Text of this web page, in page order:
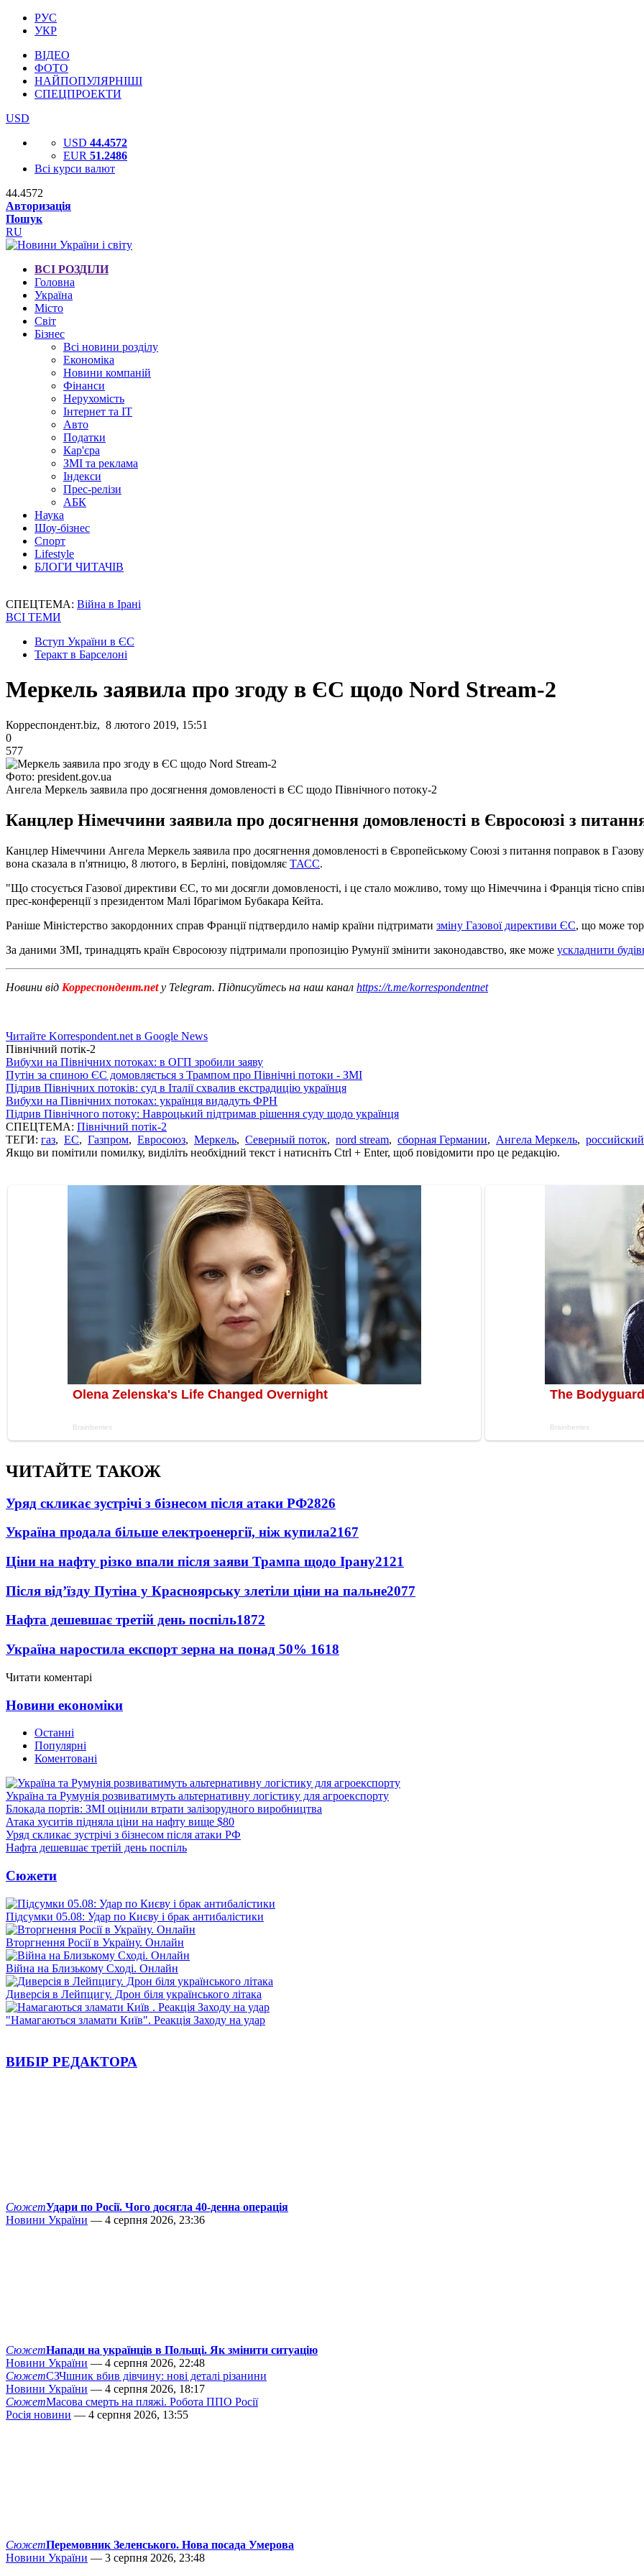
РУС
УКР
ВІДЕО
ФОТО
НАЙПОПУЛЯРНІШІ
СПЕЦПРОЕКТИ
USD
USD 44.4572
EUR 51.2486
Всі курси валют
44.4572
Авторизація
Пошук
RU
ВСІ РОЗДІЛИ
Головна
Україна
Місто
Світ
Бізнес
Всі новини розділу
Економіка
Новини компаній
Фінанси
Нерухомість
Інтернет та IT
Авто
Податки
Кар'єра
ЗМІ та реклама
Індекси
Прес-релізи
АБК
Наука
Шоу-бізнес
Спорт
Lifestyle
БЛОГИ ЧИТАЧІВ
СПЕЦТЕМА: Війна в Ірані
ВСІ ТЕМИ
Вступ України в ЄС
Теракт в Барселоні
Меркель заявила про згоду в ЄС щодо Nord Stream-2
Корреспондент.biz, 8 лютого 2019, 15:51
0
577
Фото: president.gov.ua
Ангела Меркель заявила про досягнення домовленості в ЄС щодо Північного потоку-2
Канцлер Німеччини заявила про досягнення домовленості в Євросоюзі з
Канцлер Німеччини Ангела Меркель заявила про досягнення домовленості в Європейському Союзі з питання поправок в
вона сказала в п'ятницю, 8 лютого, в Берліні, повідомляє ТАСС.
"Що стосується Газової директиви ЄС, то ми досягли домовленості, і це стало можливо, тому що Німеччина і Франція тісно
прес-конференції з президентом Малі Ібрагімом Бубакара Кейта.
Раніше Міністерство закордонних справ Франції підтвердило намір країни підтримати зміну Газової директиви ЄС, що може
За даними ЗМІ, тринадцять країн Євросоюзу підтримали пропозицію Румунії змінити законодавство, яке може ускладнити
Новини від Корреспондент.netу Telegram. Підписуйтесь на наш канал https://t.me/korrespondentnet
Читайте Korrespondent.net в Google News
Північний потік-2
Вибухи на Північних потоках: в ОГП зробили заяву
Путін за спиною ЄС домовляється з Трампом про Північні потоки - ЗМІ
Підрив Північних потоків: суд в Італії схвалив екстрадицію українця
Вибухи на Північних потоках: українця видадуть ФРН
Підрив Північного потоку: Навроцький підтримав рішення суду щодо українця
СПЕЦТЕМА: Північний потік-2
ТЕГИ: газ, ЕС, Газпром, Евросоюз, Меркель, Северный поток, nord stream, сборная Германии, Ангела Меркель, российский
Якщо ви помітили помилку, виділіть необхідний текст і натисніть Ctrl + Enter, щоб повідомити про це редакцію.
ЧИТАЙТЕ ТАКОЖ
Уряд скликає зустрічі з бізнесом після атаки РФ2826
Україна продала більше електроенергії, ніж купила2167
Ціни на нафту різко впали після заяви Трампа щодо Ірану2121
Після від’їзду Путіна у Красноярську злетіли ціни на пальне2077
Нафта дешевшає третій день поспіль1872
Україна наростила експорт зерна на понад 50% 1618
Читати коментарі
Новини економіки
Останні
Популярні
Коментовані
Україна та Румунія розвиватимуть альтернативну логістику для агроекспорту
Блокада портів: ЗМІ оцінили втрати залізорудного виробництва
Атака хуситів підняла ціни на нафту вище $80
Уряд скликає зустрічі з бізнесом після атаки РФ
Нафта дешевшає третій день поспіль
Сюжети
Підсумки 05.08: Удар по Києву і брак антибалістики
Вторгнення Росії в Україну. Онлайн
Війна на Близькому Сході. Онлайн
Диверсія в Лейпцигу. Дрон біля українського літака
"Намагаються зламати Київ". Реакція Заходу на удар
ВИБІР РЕДАКТОРА
СюжетУдари по Росії. Чого досягла 40-денна операція
Новини України — 4 серпня 2026, 23:36
СюжетНапади на українців в Польщі. Як змінити ситуацію
Новини України — 4 серпня 2026, 22:48
СюжетСЗЧшник вбив дівчину: нові деталі різанини
Новини України — 4 серпня 2026, 18:17
СюжетМасова смерть на пляжі. Робота ППО Росії
Росія новини — 4 серпня 2026, 13:55
СюжетПеремовник Зеленського. Нова посада Умерова
Новини України — 3 серпня 2026, 23:48